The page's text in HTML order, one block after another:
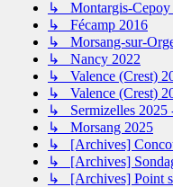
↳ Montargis-Cepoy
↳ Fécamp 2016
↳ Morsang-sur-
↳ Nancy 2022
↳ Valence (Crest)
↳ Valence (Crest)
↳ Sermizelles
↳ Morsang 2025
↳ [Archives]
↳ [Archives]
↳ [Archives] Point